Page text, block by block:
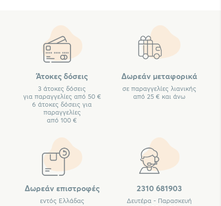
Άτοκες δόσεις
3 άτοκες δόσεις
για παραγγελίες από 50 €
6 άτοκες δόσεις για
παραγγελίες
από 100 €
Δωρεάν μεταφορικά
σε παραγγελίες λιανικής
από 25 € και άνω
Δωρεάν επιστροφές
εντός Ελλάδας
2310 681903
Δευτέρα - Παρασκευή